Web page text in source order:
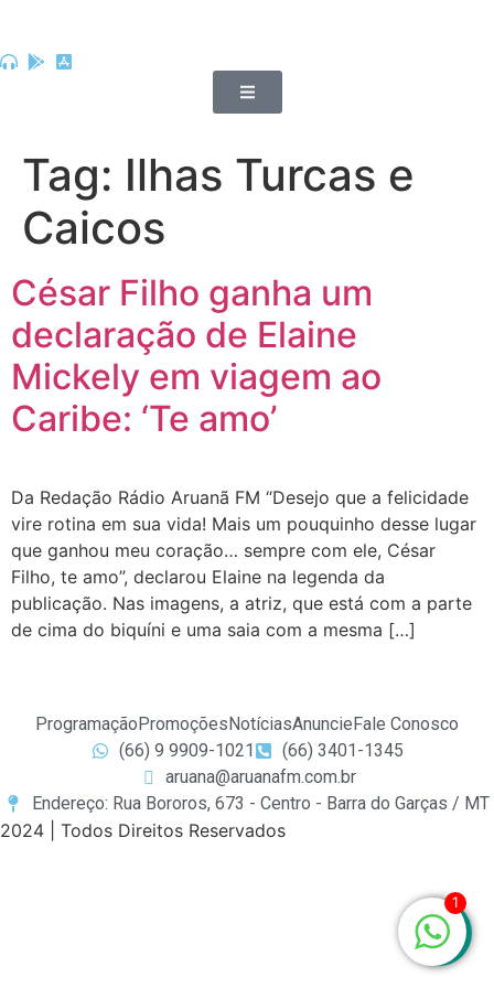
Tag: Ilhas Turcas e
Caicos
César Filho ganha um
declaração de Elaine
Mickely em viagem ao
Caribe: ‘Te amo’
Da Redação Rádio Aruanã FM “Desejo que a felicidade
vire rotina em sua vida! Mais um pouquinho desse lugar
que ganhou meu coração… sempre com ele, César
Filho, te amo”, declarou Elaine na legenda da
publicação. Nas imagens, a atriz, que está com a parte
de cima do biquíni e uma saia com a mesma […]
Programação Promoções NotíciasAnuncie Fale Conosco
(66) 9 9909-1021
(66) 3401-1345
aruana@aruanafm.com.br
Endereço: Rua Bororos, 673 - Centro - Barra do Garças / MT
2024 | Todos Direitos Reservados
1
casibom giriş casibom